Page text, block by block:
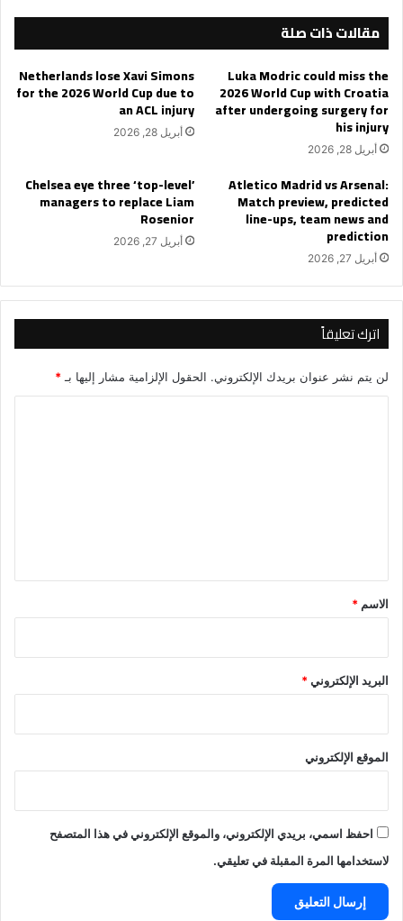
مقالات ذات صلة
Luka Modric could miss the
2026 World Cup with Croatia
after undergoing surgery for
his injury
أبريل 28, 2026
Netherlands lose Xavi Simons
for the 2026 World Cup due to
an ACL injury
أبريل 28, 2026
Atletico Madrid vs Arsenal:
Match preview, predicted
line-ups, team news and
prediction
أبريل 27, 2026
Chelsea eye three ‘top-level’
managers to replace Liam
Rosenior
أبريل 27, 2026
اترك تعليقاً
لن يتم نشر عنوان بريدك الإلكتروني. الحقول الإلزامية مشار إليها بـ*
*
الاسم *
البريد الإلكتروني*
الموقع الإلكتروني
احفظ اسمي، بريدي الإلكتروني، والموقع الإلكتروني في هذا المتصفح
لاستخدامها المرة المقبلة في تعليقي.